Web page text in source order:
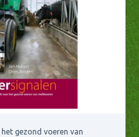
gezond voeren van